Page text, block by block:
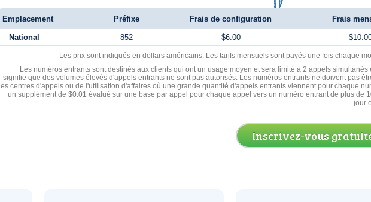
Emplacement Préfixe Frais de configuration Frais
National 852 $6.00
Les prix sont indiqués en dollars américains. Les tarifs mensuels sont payés une fois chaque
Les numéros entrants sont destinés aux clients qui ont un usage moyen et sera limité à 2 appels simultanés
signifie que des volumes élevés d'appels entrants ne sont pas autorisés. Les numéros entrants ne doivent pas
les centres d'appels ou de l'utilisation d'affaires où une grande quantité d'appels entrants viennent pour chaque
un supplément de $0.01 évalué sur une base par appel pour chaque appel vers un numéro entrant de plus de
jour
Inscrivez-vous